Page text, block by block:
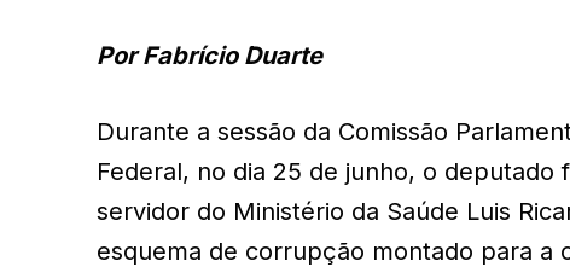
Por Fabrício Duarte
Durante a sessão da Comissão
Federal, no dia 25 de junho, o deputado
servidor do Ministério da Saúde Luis
esquema de corrupção montado para a